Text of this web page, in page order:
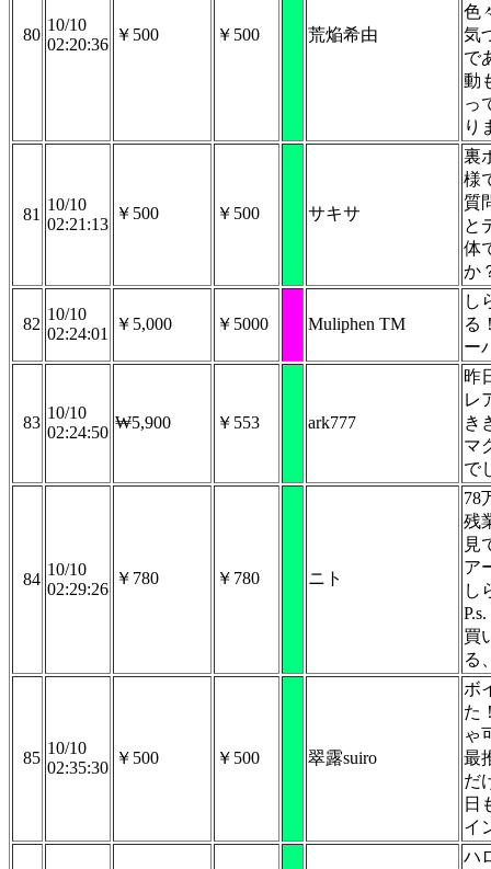
80
10/10
02:20:36
￥500 ￥500 荒焔希由
色
気
で
動
っ
り
81
10/10
02:21:13
￥500 ￥500 サキサ
裏
様
質
と
体
か
82
10/10
02:24:01
￥5,000 ￥5000 Muliphen TM
し
る
ー
83
10/10
02:24:50
₩5,900 ￥553 ark777
昨
レ
き
マ
で
84
10/10
02:29:26
￥780 ￥780 ニト
78
残
見
ア
し
買
る
85
10/10
02:35:30
￥500 ￥500 翠露suiro
ボ
た
ゃ
最
だ
日
イ
ハ